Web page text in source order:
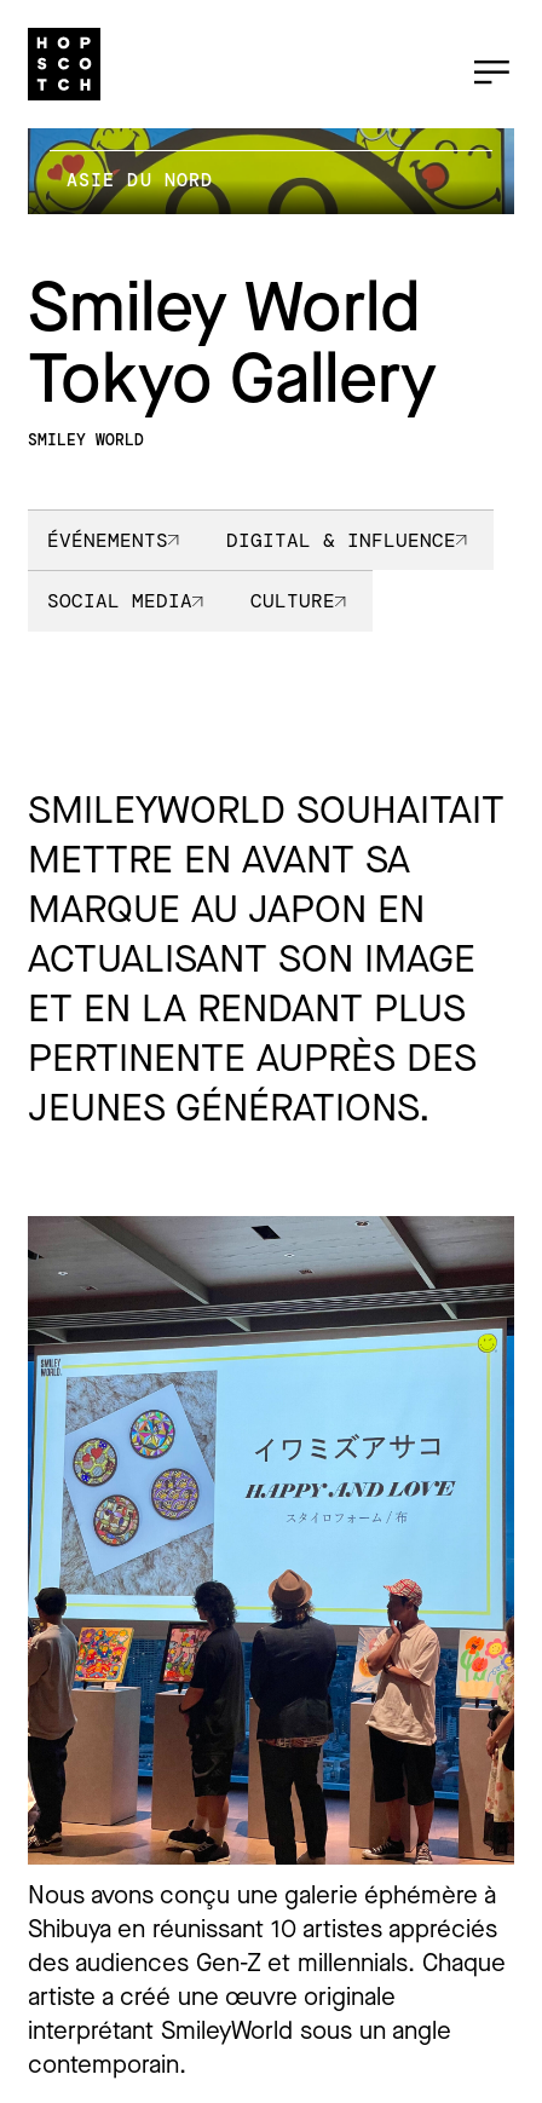
ASIE DU NORD
Smiley World
Tokyo Gallery
SMILEY WORLD
ÉVÉNEMENTS DIGITAL & INFLUENCE
SOCIAL MEDIA CULTURE
SMILEYWORLD SOUHAITAIT
METTRE EN AVANT SA
MARQUE AU JAPON EN
ACTUALISANT SON IMAGE
ET EN LA RENDANT PLUS
PERTINENTE AUPRÈS DES
JEUNES GÉNÉRATIONS.
Nous avons conçu une galerie éphémère à
Shibuya en réunissant 10 artistes appréciés
des audiences Gen-Z et millennials. Chaque
artiste a créé une œuvre originale
interprétant SmileyWorld sous un angle
contemporain.